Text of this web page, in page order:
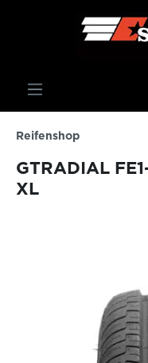
springen
Reifenshop
GTRADIAL
XL